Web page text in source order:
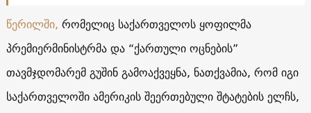
წერილში, რომელიც საქართველოს ყოფილმა
პრემიერმინისტრმა და “ქართული ოცნების”
თავმჯდომარემ გუშინ გამოაქვეყნა, ნათქვამია, რომ იგი
საქართველოში ამერიკის შეერთებული შტატების ელჩს,